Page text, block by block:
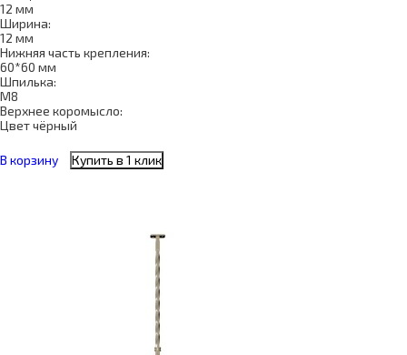
12 мм
Ширина:
12 мм
Нижняя часть крепления:
60*60 мм
Шпилька:
М8
Верхнее коромысло:
Цвет чёрный
В корзину Купить в 1 клик